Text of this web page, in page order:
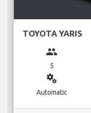
TOYOTA YARIS
group
5
miscellaneous_services
Automatic